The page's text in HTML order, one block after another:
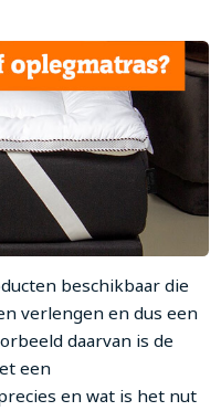
beschikbaar die
verlengen en dus een
daarvan is de
een
en wat is het nut